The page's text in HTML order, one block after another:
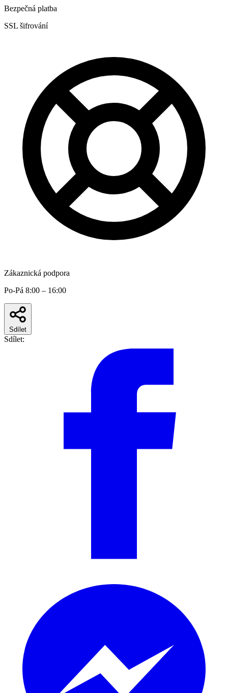
Bezpečná platba
SSL šifrování
Zákaznická podpora
Po-Pá 8:00 – 16:00
Sdílet
Sdílet: